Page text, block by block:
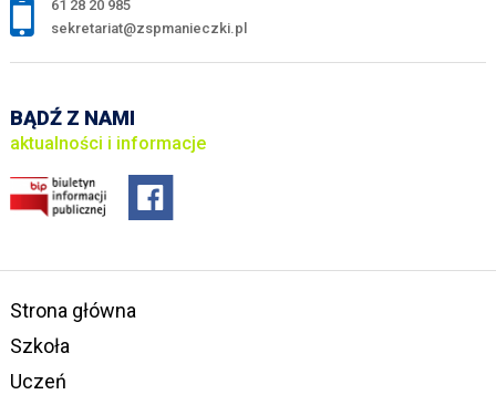
61 28 20 985
sekretariat@zspmanieczki.pl
BĄDŹ Z NAMI
aktualności i informacje
Strona główna
Szkoła
Uczeń